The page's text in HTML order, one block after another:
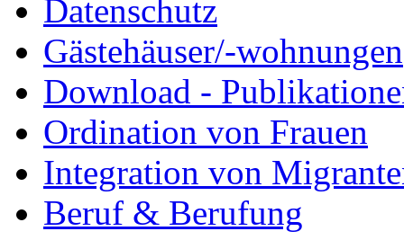
Datenschutz
Gästehäuser/-wohnungen
Download -
Ordination von Frauen
Integration von
Beruf & Berufung